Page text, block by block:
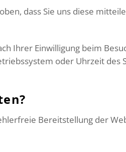
dass Sie uns diese
Ihrer Einwilligung beim
oder Uhrzeit
Bereitstellung der